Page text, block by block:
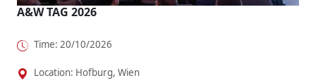
A&W TAG 2026
Time: 20/10/2026
Location: Hofburg, Wien